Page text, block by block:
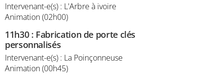
Intervenant-e(s) : L'Arbre à ivoire
Animation (02h00)
11h30: Fabrication de porte clés
personnalisés
Intervenant-e(s) : La Poinçonneuse
Animation (00h45)